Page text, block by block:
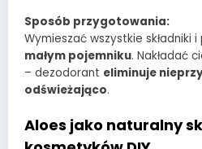
Sposób przygotowania:
Wymieszać wszystkie składniki
małym pojemniku. Nakładać
– dezodorant eliminuje
odświeżająco.
Aloes jako naturalny